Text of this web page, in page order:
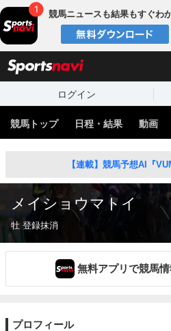
競馬ニュースも結果もすぐわ
ログイン
競馬トップ 日程・結果 動画
【連載】競馬予想AI『
メイショウマトイ
牡 登録抹消
無料アプリで競馬
プロフィール